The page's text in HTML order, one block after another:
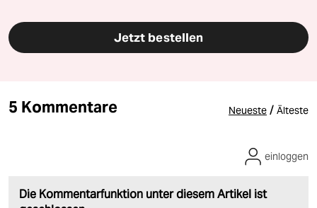
Jetzt bestellen
5 Kommentare Neueste / Älteste
Die Kommentarfunktion unter diesem Artikel ist
einloggen